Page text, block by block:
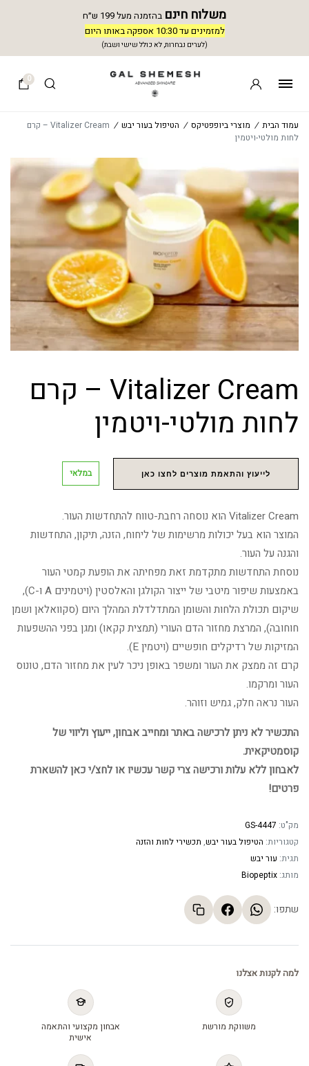
משלוח חינם בהזמנה מעל 199 ש״ח
למזמינים עד 10:30 אספקה באותו היום
(לערים נבחרות, לא כולל שישי ושבת)
0
עמוד הבית / מוצרי ביופפטיקס / הטיפול בעור יבש /
Vitalizer Cream – קרם
לחות מולטי-ויטמין
Vitalizer Cream – קרם
לחות מולטי-ויטמין
לייעוץ והתאמת מוצרים לחצו כאן במלאי
Vitalizer Cream הוא נוסחה רחבת-טווח להתחדשות העור.
המוצר הוא בעל יכולות מרשימות של ליחוח, הזנה, תיקון, התחדשות
והגנה על העור.
נוסחת התחדשות מתקדמת זאת מפחיתה את הופעת קמטי העור
באמצעות שיפור מיטבי של ייצור הקולגן והאלסטין (ויטמינים A ו-C),
שיקום תכולת הלחות והשומן המתדלדלת המהלך היום (סקוואלאן ושמן
חוחובה), המרצת מחזור הדם העורי (תמצית קקאו) ומגן בפני ההשפעות
המזיקות של רדיקלים חופשיים (ויטמין E).
קרם זה ממצק את העור ומשפר באופן ניכר לעין את מחזור הדם, טונוס
העור ומרקמו.
העור נראה חלק, גמיש וזוהר.
התכשיר לא ניתן לרכישה באתר ומחייב אבחון, ייעוץ וליווי של
קוסמטיקאית.
לאבחון ללא עלות ורכישה צרי קשר עכשיו או לחצ/י כאן להשארת
פרטים!
מק"ט: GS-4447
קטגוריות: הטיפול בעור יבש, תכשירי לחות והזנה
תגית: עור יבש
מותג: Biopeptix
שתפו:
למה לקנות אצלנו
משווקת מורשת
אבחון מקצועי והתאמה
אישית